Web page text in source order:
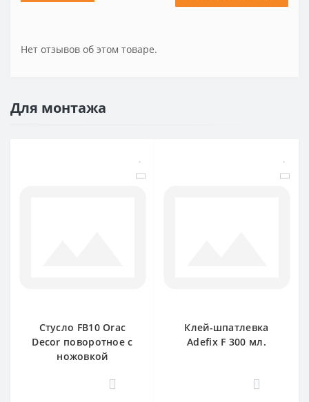
Нет отзывов об этом товаре.
Для монтажа
Стусло FB10 Orac
Decor поворотное с
ножовкой
1
Клей-шпатлевка
Adefix F 300 мл.
0